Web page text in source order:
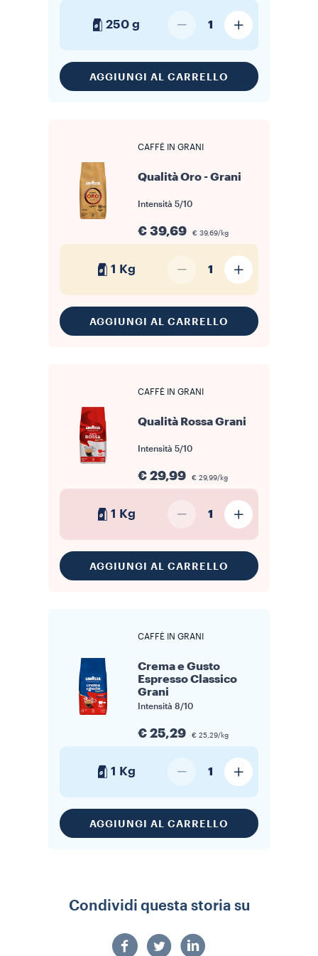
250 g 1
AGGIUNGI AL CARRELLO
CAFFÈ IN GRANI
Qualità Oro - Grani
Intensità 5/10
€ 39,69 € 39,69/kg
1 Kg 1
AGGIUNGI AL CARRELLO
CAFFÈ IN GRANI
Qualità Rossa Grani
Intensità 5/10
€ 29,99 € 29,99/kg
1 Kg 1
AGGIUNGI AL CARRELLO
CAFFÈ IN GRANI
Crema e Gusto
Espresso Classico
Grani
Intensità 8/10
€ 25,29 € 25,29/kg
1 Kg 1
AGGIUNGI AL CARRELLO
Condividi questa storia su